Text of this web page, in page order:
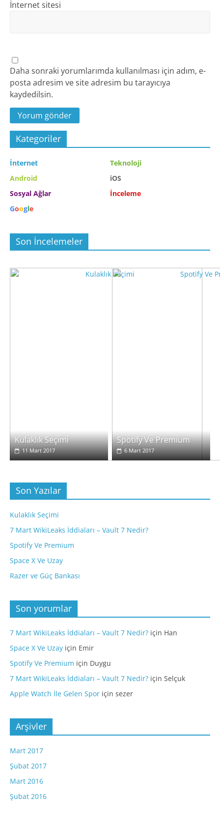
İnternet sitesi
Daha sonraki yorumlarımda kullanılması için adım, e-
posta adresim ve site adresim bu tarayıcıya
kaydedilsin.
Kategoriler
İnternet
Teknoloji
Android
iOS
Sosyal Ağlar
İnceleme
Google
Son İncelemeler
Kulaklık Seçimi
11 Mart 2017
Spotify Ve Premium
6 Mart 2017
Son Yazılar
Kulaklık Seçimi
7 Mart WikiLeaks İddiaları – Vault 7 Nedir?
Spotify Ve Premium
Space X Ve Uzay
Razer ve Güç Bankası
Son yorumlar
7 Mart WikiLeaks İddiaları – Vault 7 Nedir?için Han
Space X Ve Uzayiçin Emir
Spotify Ve Premium için Duygu
7 Mart WikiLeaks İddiaları – Vault 7 Nedir?için Selçuk
Apple Watch İle Gelen Sporiçin sezer
Arşivler
Mart 2017
Şubat 2017
Mart 2016
Şubat 2016